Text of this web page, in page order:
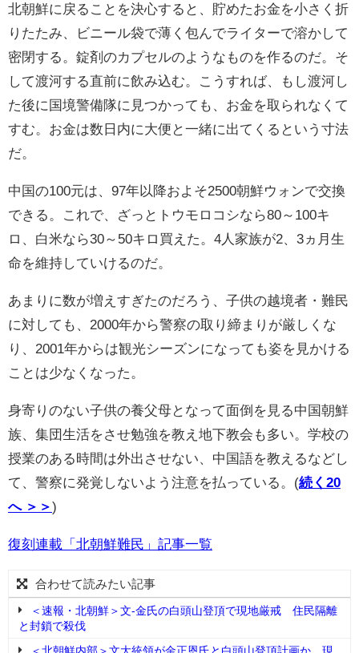
北朝鮮に戻ることを決心すると、貯めたお金を小さく折
りたたみ、ビニール袋で薄く包んでライターで溶かして
密閉する。錠剤のカプセルのようなものを作るのだ。そ
して渡河する直前に飲み込む。こうすれば、もし渡河し
た後に国境警備隊に見つかっても、お金を取られなくて
すむ。お金は数日内に大便と一緒に出てくるという寸法
だ。
中国の100元は、 97年以降およそ2500朝鮮ウォンで交換
できる。これで、ざっとトウモロコシなら80～ 100キ
ロ、白米なら30～ 50キロ買えた。 4 人家族が2 3ヵ月生
命を維持していけるのだ。
あまりに数が増えすぎたのだろう、子供の越境者・難民
に対しても、 2000年から警察の取り締まりが厳しくな
り、 2001年からは観光シーズンになっても姿を見かける
ことは少なくなった。
身寄りのない子供の養父母となって面倒を見る中国朝鮮
族、集団生活をさせ勉強を教え地下教会も多い。学校の
授業のある時間は外出させない、中国語を教えるなどし
て、警察に発覚しないよう注意を払っている。 (続く20
へ ＞＞)
復刻連載「北朝鮮難民」記事一覧
合わせて読みたい記事
＜速報・北朝鮮＞文-金氏の白頭山登頂で現地厳戒 住民隔離
と封鎖で殺伐